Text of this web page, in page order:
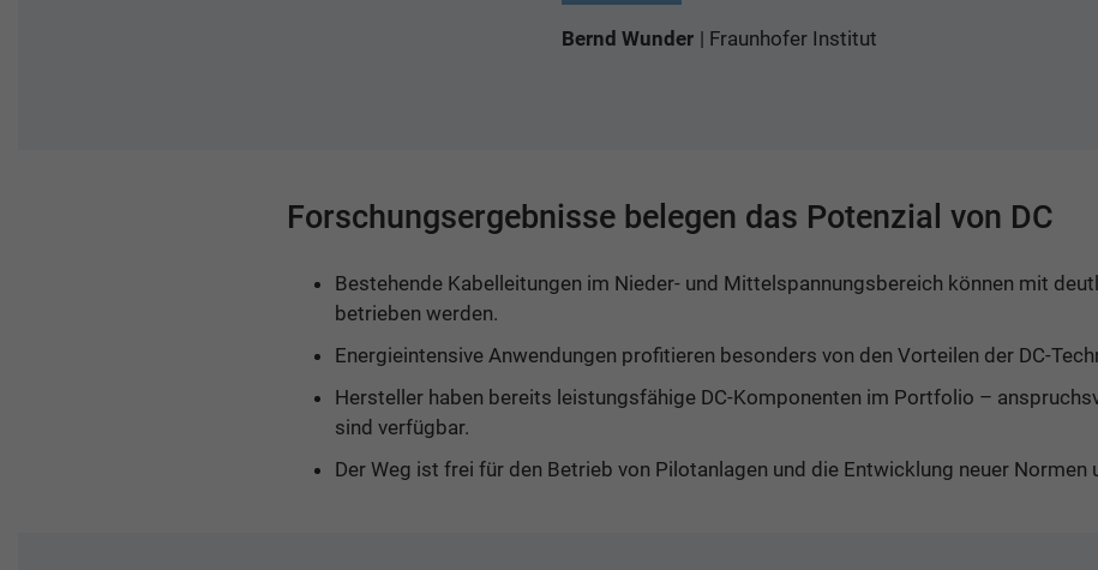
Bernd Wunder Fraunhofer Institut
Forschungsergebnisse belegen das Potenzial von DC
Bestehende Kabelleitungen im Nieder- und Mittelspannungsbereich können mit
betrieben werden.
Energieintensive Anwendungen profitieren besonders von den Vorteilen der DC-
Hersteller haben bereits leistungsfähige DC-Komponenten im Portfolio –
sind verfügbar.
Der Weg ist frei für den Betrieb von Pilotanlagen und die Entwicklung neuer Normen